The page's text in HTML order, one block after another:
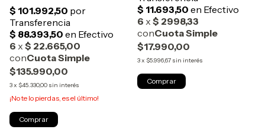
$135.990,00
3x $45.330,00 sin interés
¡No te lo pierdas, es el último!
Comprar
$17.990,00
3x $5.996,67 sin interés
Comprar